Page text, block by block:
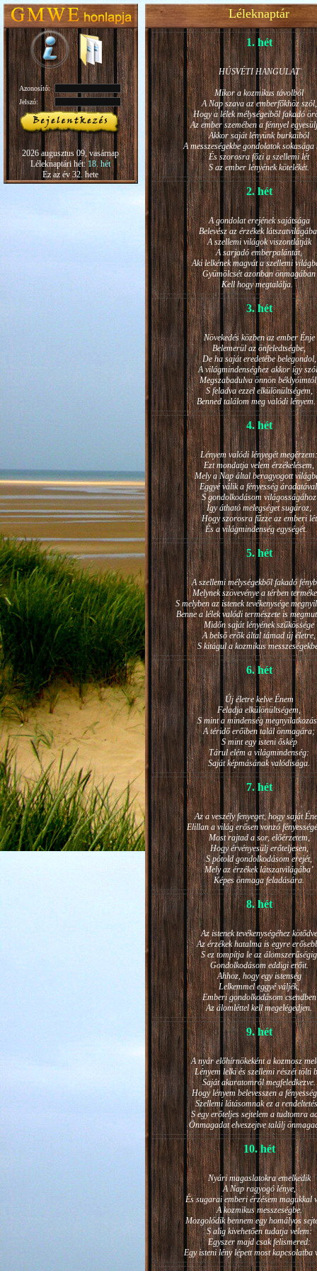
Azonosító:
Jelszó:
2026 augusztus 09, vasárnap
Léleknaptári hét:18. hét
Ez az év 32. hete
Léleknaptár
1. hét
HÚSVÉTI HANGULAT
Mikor a kozmikus távolból
A Nap szava az emberfőkhöz szól,
Hogy a lélek mélységeiből fakadó
Az ember szemében a fénnyel
Akkor saját lényünk burkaiból
A messzeségekbe gondolatok sokasága
És szorosra főzi a szellemi lét
S az ember lényének kötelékét.
2. hét
A gondolat erejének sajátsága
Belevész az érzékek
A szellemi világok viszontlátják
A sarjadó emberpalántát,
Aki lelkének magvát a szellemi
Gyümölcsét azonban önmagában
Kell hogy megtalálja.
3. hét
Növekedés közben az ember Énje
Belemerül az önfeledtségbe,
De ha saját eredetébe belegondol,
A világmindenséghez akkor így
Megszabadulva önnön
S feladva ezzel elkülönültségem,
Benned találom meg valódi
4. hét
Lényem valódi lényegét megérzem:
Ezt mondatja velem érzékelésem,
Mely a Nap által beragyogott
Eggyé válik a fényesség
S gondolkodásom világosságához
Így átható melegséget sugároz,
Hogy szorosra fűzze az emberi lét
És a világmindenség egységét.
5. hét
A szellemi mélységekből fakadó
Melynek szövevénye a térben
S melyben az istenek tevékenysége
Benne a lélek valódi természete is
Midőn saját lényének szűkössége
A belső erők által támad új életre,
S kitágul a kozmikus
6. hét
Új életre kelve Énem
Feladja elkülönültségem,
S mint a mindenség
A téridő erőiben talál önmagára;
S mint egy isteni őskép
Tárul elém a világmindenség:
Saját képmásának valódisága.
7. hét
Az a veszély fenyeget, hogy saját
Elillan a világ erősen vonzó
Most rajtad a sor, előérzetem,
Hogy érvényesülj erőteljesen,
S pótold gondolkodásom erejét,
Mely az érzékek látszatvilágába’
Képes önmaga feladására.
8. hét
Az istenek tevékenységéhez kötődve
Az érzékek hatalma is egyre
S ez tompítja le az álomszerűségig
Gondolkodásom eddigi erőit.
Ahhoz, hogy egy istenség
Lelkemmel eggyé váljék,
Emberi gondolkodásom csendben
Az álomléttel kell megelégedjen.
9. hét
A nyár előhírnökeként a kozmosz
Lényem lelki és szellemi részét tölti
Saját akaratomról megfeledkezve.
Hogy lényem belevesszen a
Szellemi látásomnak ez a
S egy erőteljes sejtelem a tudtomra
Önmagadat elveszejtve találj
10. hét
Nyári magaslatokra emelkedik
A Nap ragyogó lénye,
És sugarai emberi érzésem magukkal
A kozmikus messzeségbe.
Mozgolódik bennem egy homályos
S alig kivehetően tudatja velem:
Egyszer majd csak felismered:
Egy isteni lény lépett most kapcsolatba